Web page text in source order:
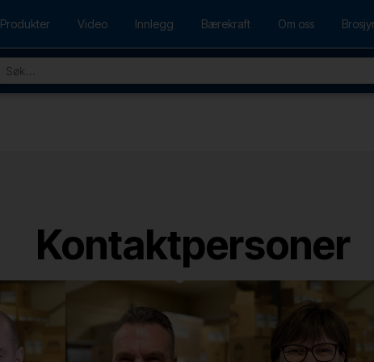
Produkter Video Innlegg Bærekraft Om oss
Kontaktpersoner